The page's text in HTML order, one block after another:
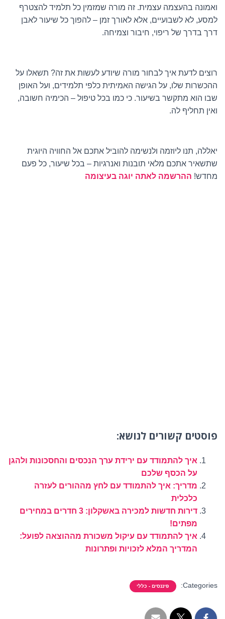
ואמונה בהעצמה עצמית. זה מורה שמזמין כל תלמיד להצטרף
למסע, לא לשבועיים, אלא לאורך זמן – להפוך כל שיעור לאבן
דרך בדרך של ריפוי, חיבור וצמיחה.
רוצים לדעת איך לבחור מורה שיודע לעשות את זה? תשאלו על
ההכשרות שלו, על הגישה האמיתית כלפי תלמידים, ועל האופן
שבו הוא מתקשר בשיעור. כי כמו בכל טיפול – הכימיה חשובה,
ואין תחליף לה.
יאללה, תנו ליוזמה ולנשימה להוביל אתכם אל החוויה היוגית
שתשאיר אתכם מלאי תובנות ואנרגיות – בכל שיעור, כל פעם
מחדש! ההרשמה לאתה יוגה בעיצומה
פוסטים קשורים לנושא:
איך להתמודד עם ירידת ערך הנכסים והחסכונות ולהגן
על הכסף שלכם
מדריך: איך להתמודד עם לחץ מההורים לעזרה
כלכלית
דירות חדשות למכירה באשקלון: 3 חדרים במחירים
מפתים!
איך להתמודד עם עיקול משכורת מההוצאה לפועל:
המדריך המלא לזכויות ופתרונות
Categories: פיננסים - כללי